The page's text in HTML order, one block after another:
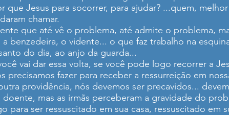
que Jesus para socorrer, para ajudar? ...quem,
chamar.
que até vê o problema, até admite o problema,
a benzedeira, o vidente... o que faz trabalho na
do dia, ao anjo da guarda...
vai dar essa volta, se você pode logo recorrer a
precisamos fazer para receber a ressurreição em
providência, nós devemos ser precavidos...
doente, mas as irmãs perceberam a gravidade do
para ser ressuscitado em sua casa, ressuscitado em